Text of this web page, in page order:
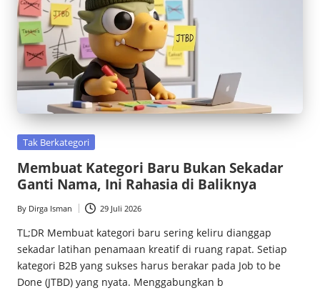
Posted
Tak Berkategori
Membuat Kategori Baru Bukan Sekadar
Ganti Nama, Ini Rahasia di Baliknya
Posted
by
By Dirga Isman 29 Juli 2026
TL;DR Membuat kategori baru sering keliru dianggap
sekadar latihan penamaan kreatif di ruang rapat. Setiap
kategori B2B yang sukses harus berakar pada Job to be
Done (JTBD) yang nyata. Menggabungkan b